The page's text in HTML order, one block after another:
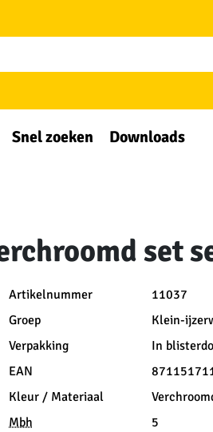
Snel zoeken Downloads
set
Artikelnummer
11037
Groep
Klein-
Verpakking
In
EAN
Kleur / Materiaal
Mbh
5